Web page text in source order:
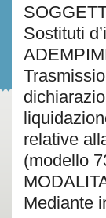
Sostituti
relative
(modello
Mediante